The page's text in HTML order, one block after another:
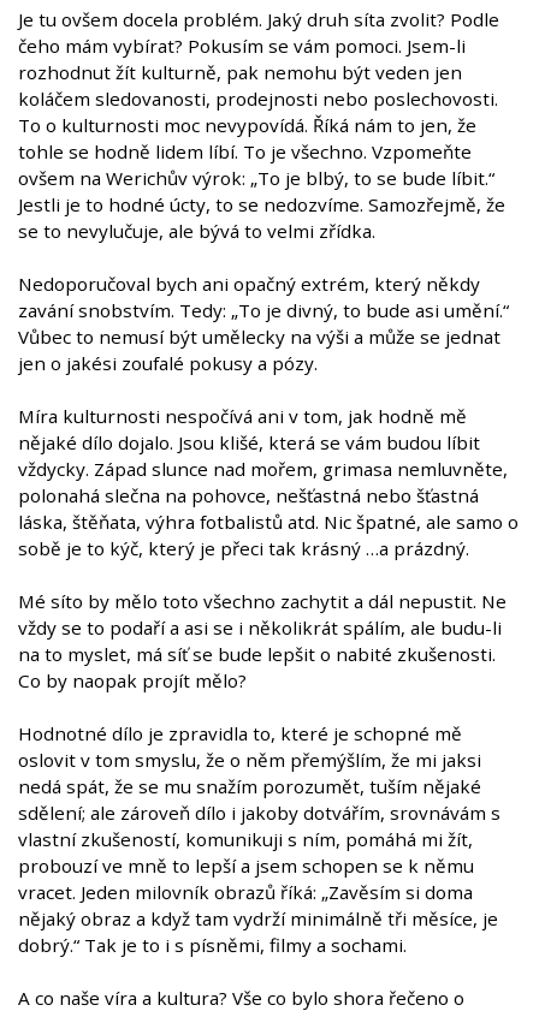
Je tu ovšem docela problém. Jaký druh síta zvolit? Podle
čeho mám vybírat? Pokusím se vám pomoci. Jsem-li
rozhodnut žít kulturně, pak nemohu být veden jen
koláčem sledovanosti, prodejnosti nebo poslechovosti.
To o kulturnosti moc nevypovídá. Říká nám to jen, že
tohle se hodně lidem líbí. To je všechno. Vzpomeňte
ovšem na Werichův výrok: „To je blbý, to se bude líbit.“
Jestli je to hodné úcty, to se nedozvíme. Samozřejmě, že
se to nevylučuje, ale bývá to velmi zřídka.
Nedoporučoval bych ani opačný extrém, který někdy
zavání snobstvím. Tedy: „To je divný, to bude asi umění.“
Vůbec to nemusí být umělecky na výši a může se jednat
jen o jakési zoufalé pokusy a pózy.
Míra kulturnosti nespočívá ani v tom, jak hodně mě
nějaké dílo dojalo. Jsou klišé, která se vám budou líbit
vždycky. Západ slunce nad mořem, grimasa nemluvněte,
polonahá slečna na pohovce, nešťastná nebo šťastná
láska, štěňata, výhra fotbalistů atd. Nic špatné, ale samo o
sobě je to kýč, který je přeci tak krásný …a prázdný.
Mé síto by mělo toto všechno zachytit a dál nepustit. Ne
vždy se to podaří a asi se i několikrát spálím, ale budu-li
na to myslet, má síť se bude lepšit o nabité zkušenosti.
Co by naopak projít mělo?
Hodnotné dílo je zpravidla to, které je schopné mě
oslovit v tom smyslu, že o něm přemýšlím, že mi jaksi
nedá spát, že se mu snažím porozumět, tuším nějaké
sdělení; ale zároveň dílo i jakoby dotvářím, srovnávám s
vlastní zkušeností, komunikuji s ním, pomáhá mi žít,
probouzí ve mně to lepší a jsem schopen se k němu
vracet. Jeden milovník obrazů říká: „Zavěsím si doma
nějaký obraz a když tam vydrží minimálně tři měsíce, je
dobrý.“ Tak je to i s písněmi, filmy a sochami.
A co naše víra a kultura? Vše co bylo shora řečeno o